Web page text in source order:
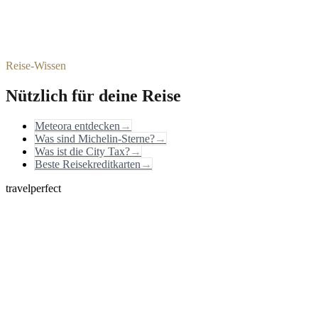
Reise-Wissen
Nützlich für deine Reise
Meteora entdecken →
Was sind Michelin-Sterne?→
Was ist die City Tax?→
Beste Reisekreditkarten →
travelperfect